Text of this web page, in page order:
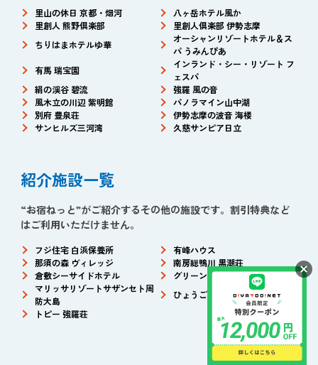
里山の休日 京都・烟河
八ヶ岳ホテル風か
里創人 熊野倶楽部
里創人倶楽部 伊勢志摩
ちりはまホテルゆ華
オーシャンリゾートホテル＆ス
パ うみんぴあ
有馬 瑞宝園
インランド・シー・リゾート フ
ェスパ
絹の渓谷 碧流
強羅 風の音
風木立の川辺 紫明館
パノラマイン山中湖
別府 豊泉荘
伊勢志摩の波音 海楼
サンヒルズ三河湾
久慈サンピア日立
紹介施設一覧
“お宿ねっと”がご紹介するその他の施設です。割引特典など
はご利用いただけません。
フジ住宅 白浜保養所
有峰ハウス
那須の森 ヴィレッジ
南房総鴨川 黒潮荘
倉敷シーサイドホテル
グリーンビュー立山
マリッサリゾートサザンセト周
防大島
ひょうご共済会館
トピー 強羅荘